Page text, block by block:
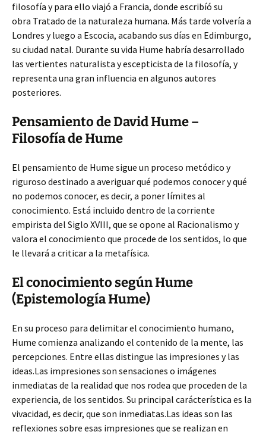
filosofía y para ello viajó a Francia, donde escribíó su
obra Tratado de la naturaleza humana. Más tarde volvería a
Londres y luego a Escocia, acabando sus días en Edimburgo,
su ciudad natal. Durante su vida Hume habría desarrollado
las vertientes naturalista y escepticista de la filosofía, y
representa una gran influencia en algunos autores
posteriores.
Pensamiento de David Hume –
Filosofía de Hume
El pensamiento de Hume sigue un proceso metódico y
riguroso destinado a averiguar qué podemos conocer y qué
no podemos conocer, es decir, a poner límites al
conocimiento. Está incluido dentro de la corriente
empirista del Siglo XVIII, que se opone al Racionalismo y
valora el conocimiento que procede de los sentidos, lo que
le llevará a criticar a la metafísica.
El conocimiento según Hume
(Epistemología Hume)
En su proceso para delimitar el conocimiento humano,
Hume comienza analizando el contenido de la mente, las
percepciones. Entre ellas distingue las impresiones y las
ideas.Las impresiones son sensaciones o imágenes
inmediatas de la realidad que nos rodea que proceden de la
experiencia, de los sentidos. Su principal carácterística es la
vivacidad, es decir, que son inmediatas.Las ideas son las
reflexiones sobre esas impresiones que se realizan en